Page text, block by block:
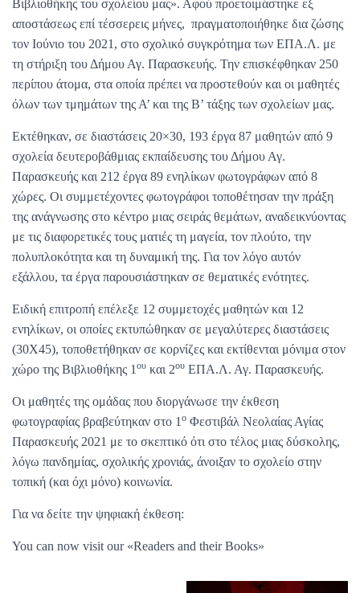
Βιβλιοθήκης του σχολείου μας». Αφού προετοιμάστηκε εξ
αποστάσεως επί τέσσερεις μήνες, πραγματοποιήθηκε δια ζώσης
τον Ιούνιο του 2021, στο σχολικό συγκρότημα των ΕΠΑ.Λ. με
τη στήριξη του Δήμου Αγ. Παρασκευής. Την επισκέφθηκαν 250
περίπου άτομα, στα οποία πρέπει να προστεθούν και οι μαθητές
όλων των τμημάτων της Α’ και της Β’ τάξης των σχολείων μας.
Εκτέθηκαν, σε διαστάσεις 20×30, 193 έργα 87 μαθητών από 9
σχολεία δευτεροβάθμιας εκπαίδευσης του Δήμου Αγ.
Παρασκευής και 212 έργα 89 ενηλίκων φωτογράφων από 8
χώρες. Οι συμμετέχοντες φωτογράφοι τοποθέτησαν την πράξη
της ανάγνωσης στο κέντρο μιας σειράς θεμάτων, αναδεικνύοντας
με τις διαφορετικές τους ματιές τη μαγεία, τον πλούτο, την
πολυπλοκότητα και τη δυναμική της. Για τον λόγο αυτόν
εξάλλου, τα έργα παρουσιάστηκαν σε θεματικές ενότητες.
Ειδική επιτροπή επέλεξε 12 συμμετοχές μαθητών και 12
ενηλίκων, οι οποίες εκτυπώθηκαν σε μεγαλύτερες διαστάσεις
(30Χ45), τοποθετήθηκαν σε κορνίζες και εκτίθενται μόνιμα στον
χώρο της Βιβλιοθήκης 1 ου και 2ου ΕΠΑ.Λ. Αγ. Παρασκευής.
Οι μαθητές της ομάδας που διοργάνωσε την έκθεση
φωτογραφίας βραβεύτηκαν στο 1 ο Φεστιβάλ Νεολαίας Αγίας
Παρασκευής 2021 με το σκεπτικό ότι στο τέλος μιας δύσκολης,
λόγω πανδημίας, σχολικής χρονιάς, άνοιξαν το σχολείο στην
τοπική (και όχι μόνο) κοινωνία.
Για να δείτε την ψηφιακή έκθεση:
You can now visit our «Readers and their Books»